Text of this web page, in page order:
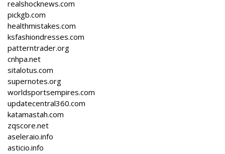
realshocknews.com
pickgb.com
healthmistakes.com
ksfashiondresses.com
patterntrader.org
cnhpa.net
sitalotus.com
supernotes.org
worldsportsempires.com
updatecentral360.com
katamastah.com
zqscore.net
aseleraio.info
asticio.info